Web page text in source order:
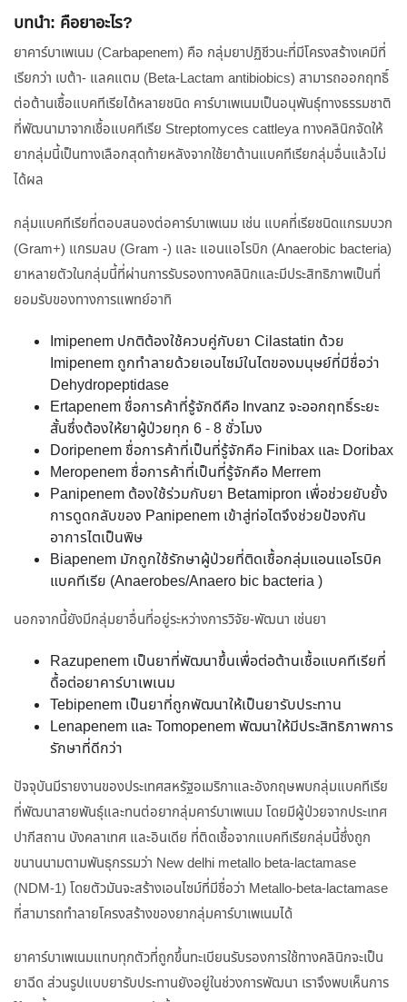
บทนำ: คือยาอะไร?
ยาคาร์บาเพเนม (Carbapenem) คือ กลุ่มยาปฏิชีวนะที่มีโครงสร้างเคมีที่
เรียกว่า เบต้า- แลคแตม (Beta-Lactam antibiobics) สามารถออกฤทธิ์
ต่อต้านเชื้อแบคทีเรียได้หลายชนิด คาร์บาเพเนมเป็นอนุพันธุ์ทางธรรมชาติ
ที่พัฒนามาจากเชื้อแบคทีเรีย Streptomyces cattleya ทางคลินิกจัดให้
ยากลุ่มนี้เป็นทางเลือกสุดท้ายหลังจากใช้ยาต้านแบคทีเรียกลุ่มอื่นแล้วไม่
ได้ผล
กลุ่มแบคทีเรียที่ตอบสนองต่อคาร์บาเพเนม เช่น แบคที่เรียชนิดแกรมบวก
(Gram+) แกรมลบ (Gram -) และ แอนแอโรบิก (Anaerobic bacteria)
ยาหลายตัวในกลุ่มนี้ที่ผ่านการรับรองทางคลินิกและมีประสิทธิภาพเป็นที่
ยอมรับของทางการแพทย์อาทิ
Imipenem ปกติต้องใช้ควบคู่กับยา Cilastatin ด้วย
Imipenem ถูกทำลายด้วยเอนไซม์ในไตของมนุษย์ที่มีชื่อว่า
Dehydropeptidase
Ertapenem ชื่อการค้าที่รู้จักดีคือ Invanz จะออกฤทธิ์ระยะ
สั้นซึ่งต้องให้ยาผู้ป่วยทุก 6 - 8 ชั่วโมง
Doripenem ชื่อการค้าที่เป็นที่รู้จักคือ Finibax และ Doribax
Meropenem ชื่อการค้าที่เป็นที่รู้จักคือ Merrem
Panipenem ต้องใช้ร่วมกับยา Betamipron เพื่อช่วยยับยั้ง
การดูดกลับของ Panipenem เข้าสู่ท่อไตจึงช่วยป้องกัน
อาการไตเป็นพิษ
Biapenem มักถูกใช้รักษาผู้ป่วยที่ติดเชื้อกลุ่มแอนแอโรบิค
แบคทีเรีย (Anaerobes/Anaero bic bacteria )
นอกจากนี้ยังมีกลุ่มยาอื่นที่อยู่ระหว่างการวิจัย-พัฒนา เช่นยา
Razupenem เป็นยาที่พัฒนาขึ้นเพื่อต่อต้านเชื้อแบคทีเรียที่
ดื้อต่อยาคาร์บาเพเนม
Tebipenem เป็นยาที่ถูกพัฒนาให้เป็นยารับประทาน
Lenapenem และ Tomopenem พัฒนาให้มีประสิทธิภาพการ
รักษาที่ดีกว่า
ปัจจุบันมีรายงานของประเทศสหรัฐอเมริกาและอังกฤษพบกลุ่มแบคทีเรีย
ที่พัฒนาสายพันธุ์และทนต่อยากลุ่มคาร์บาเพเนม โดยมีผู้ป่วยจากประเทศ
ปากีสถาน บังคลาเทศ และอินเดีย ที่ติดเชื้อจากแบคทีเรียกลุ่มนี้ซึ่งถูก
ขนานนามตามพันธุกรรมว่า New delhi metallo beta-lactamase
(NDM-1) โดยตัวมันจะสร้างเอนไซม์ที่มีชื่อว่า Metallo-beta-lactamase
ที่สามารถทำลายโครงสร้างของยากลุ่มคาร์บาเพเนมได้
ยาคาร์บาเพเนมแทบทุกตัวที่ถูกขึ้นทะเบียนรับรองการใช้ทางคลินิกจะเป็น
ยาฉีด ส่วนรูปแบบยารับประทานยังอยู่ในช่วงการพัฒนา เราจึงพบเห็นการ